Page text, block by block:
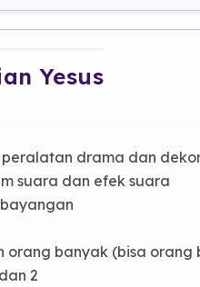
Yesus
drama dan